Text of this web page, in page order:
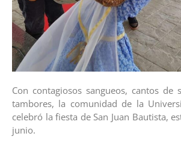
Con contagiosos sangueos, cantos de
tambores, la comunidad de la
celebró la fiesta de San Juan Bautista,
junio.